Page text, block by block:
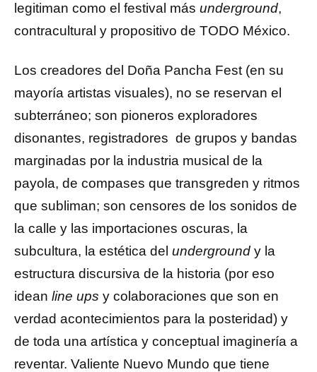
legitiman como el festival más underground,
contracultural y propositivo de TODO México.
Los creadores del Doña Pancha Fest (en su
mayoría artistas visuales), no se reservan el
subterráneo; son pioneros exploradores
disonantes, registradores de grupos y bandas
marginadas por la industria musical de la
payola, de compases que transgreden y ritmos
que subliman; son censores de los sonidos de
la calle y las importaciones oscuras, la
subcultura, la estética del underground y la
estructura discursiva de la historia (por eso
idean line ups y colaboraciones que son en
verdad acontecimientos para la posteridad) y
de toda una artística y conceptual imaginería a
reventar. Valiente Nuevo Mundo que tiene